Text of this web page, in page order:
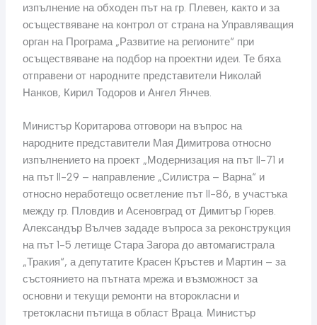
изпълнение на обходен път на гр. Плевен, както и за
осъществяване на контрол от страна на Управляващия
орган на Програма „Развитие на регионите“ при
осъществяване на подбор на проектни идеи. Те бяха
отправени от народните представители Николай
Нанков, Кирил Тодоров и Ангел Янчев.
Министър Коритарова отговори на въпрос на
народните представители Мая Димитрова относно
изпълнението на проект „Модернизация на път II-71 и
на път II-29 – направление „Силистра – Варна“ и
относно неработещо осветление път II-86, в участъка
между гр. Пловдив и Асеновград от Димитър Гюрев.
Александър Вълчев зададе въпроса за реконструкция
на път 1-5 летище Стара Загора до автомагистрала
„Тракия“, а депутатите Красен Кръстев и Мартин – за
състоянието на пътната мрежа и възможност за
основни и текущи ремонти на второкласни и
третокласни пътища в област Враца. Министър